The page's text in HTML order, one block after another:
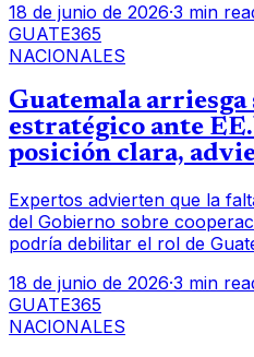
18 de junio de 2026·3 min
GUATE365
NACIONALES
Guatemala arriesga
estratégico ante
posición clara,
Expertos advierten que la
del Gobierno sobre
podría debilitar el rol de
18 de junio de 2026·3 min
GUATE365
NACIONALES